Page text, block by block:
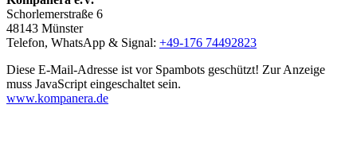
Schorlemerstraße 6
48143 Münster
Telefon, WhatsApp & Signal: +49-176 74492823
Diese E-Mail-Adresse ist vor Spambots geschützt! Zur Anzeige
muss JavaScript eingeschaltet sein.
www.kompanera.de